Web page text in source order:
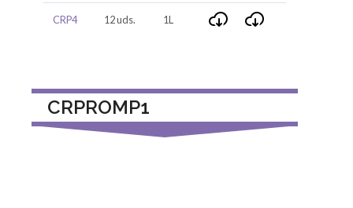
CRP4 12 uds. 1L
CRPROMP1